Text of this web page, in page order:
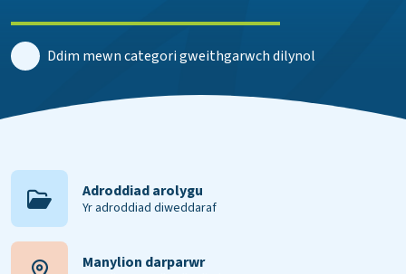
Ddim mewn categori gweithgarwch dilynol
Adroddiad arolygu
Yr adroddiad diweddaraf
Manylion darparwr